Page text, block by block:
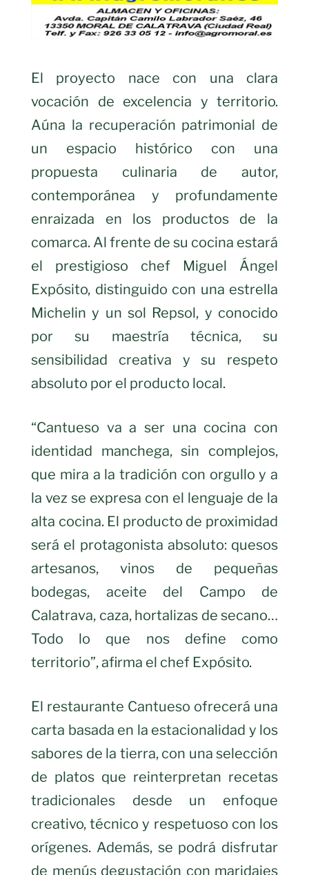
El proyecto nace con una clara
vocación de excelencia y territorio.
Aúna la recuperación patrimonial de
un espacio histórico con una
propuesta culinaria de autor,
contemporánea y profundamente
enraizada en los productos de la
comarca. Al frente de su cocina estará
el prestigioso chef Miguel Ángel
Expósito, distinguido con una estrella
Michelin y un sol Repsol, y conocido
por su maestría técnica, su
sensibilidad creativa y su respeto
absoluto por el producto local.
“Cantueso va a ser una cocina con
identidad manchega, sin complejos,
que mira a la tradición con orgullo y a
la vez se expresa con el lenguaje de la
alta cocina. El producto de proximidad
será el protagonista absoluto: quesos
artesanos, vinos de pequeñas
bodegas, aceite del Campo de
Calatrava, caza, hortalizas de secano…
Todo lo que nos define como
territorio”, afirma el chef Expósito.
El restaurante Cantueso ofrecerá una
carta basada en la estacionalidad y los
sabores de la tierra, con una selección
de platos que reinterpretan recetas
tradicionales desde un enfoque
creativo, técnico y respetuoso con los
orígenes. Además, se podrá disfrutar
de menús degustación con maridajes